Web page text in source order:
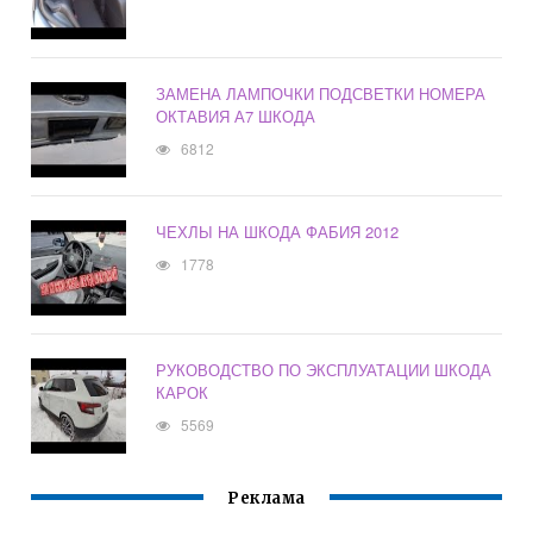
ЗАМЕНА ЛАМПОЧКИ ПОДСВЕТКИ НОМЕРА
ОКТАВИЯ А7 ШКОДА
6812
ЧЕХЛЫ НА ШКОДА ФАБИЯ 2012
1778
РУКОВОДСТВО ПО ЭКСПЛУАТАЦИИ ШКОДА
КАРОК
5569
Реклама